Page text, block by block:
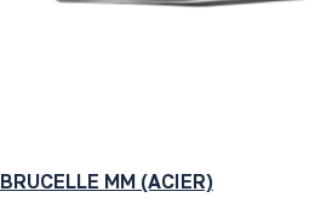
BRUCELLE MM (ACIER)